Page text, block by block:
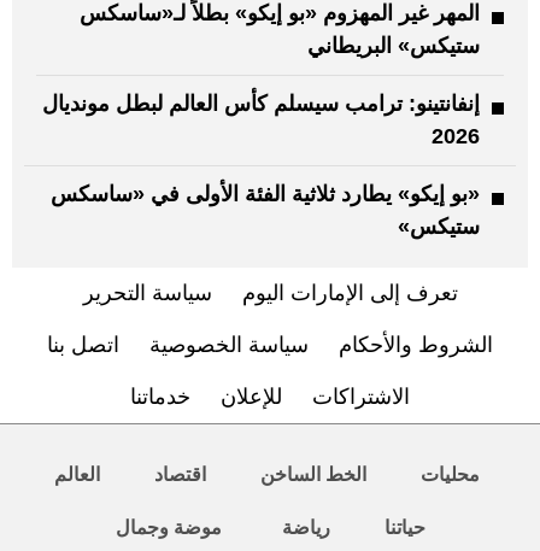
المهر غير المهزوم «بو إيكو» بطلاً لـ«ساسكس
ستيكس» البريطاني
إنفانتينو: ترامب سيسلم كأس العالم لبطل مونديال
2026
«بو إيكو» يطارد ثلاثية الفئة الأولى في «ساسكس
ستيكس»
تعرف إلى الإمارات اليوم سياسة التحرير
الشروط والأحكام سياسة الخصوصية اتصل بنا
الاشتراكات للإعلان خدماتنا
محليات الخط الساخن اقتصاد العالم
حياتنا رياضة موضة وجمال